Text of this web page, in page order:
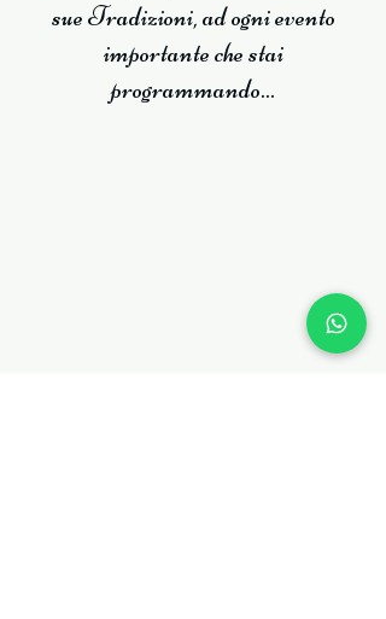
sue Tradizioni, ad ogni evento
importante che stai
programmando...